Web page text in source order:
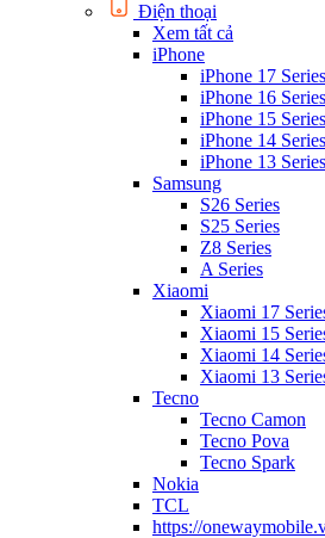
Điện thoại
Xem tất cả
iPhone
iPhone 17 Series
iPhone 16 Series
iPhone 15 Series
iPhone 14 Series
iPhone 13 Series
Samsung
S26 Series
S25 Series
Z8 Series
A Series
Xiaomi
Xiaomi 17
Xiaomi 15
Xiaomi 14
Xiaomi 13
Tecno
Tecno Camon
Tecno Pova
Tecno Spark
Nokia
TCL
https://